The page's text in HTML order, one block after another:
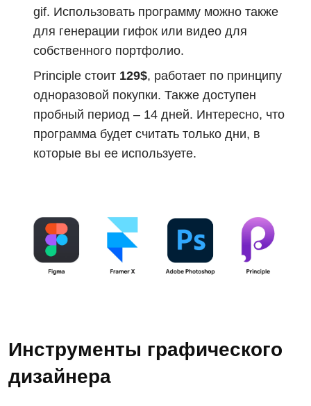
gif. Использовать программу можно также
для генерации гифок или видео для
собственного портфолио.
Principle стоит 129$, работает по принципу
одноразовой покупки. Также доступен
пробный период – 14 дней. Интересно, что
программа будет считать только дни, в
которые вы ее используете.
Инструменты графического
дизайнера